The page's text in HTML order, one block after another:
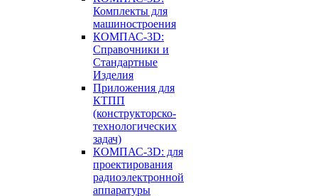
Комплекты для
машиностроения
КОМПАС-3D:
Справочники и
Стандартные
Изделия
Приложения для
КТПП
(конструкторско-
технологических
задач)
КОМПАС-3D: для
проектирования
радиоэлектронной
аппаратуры